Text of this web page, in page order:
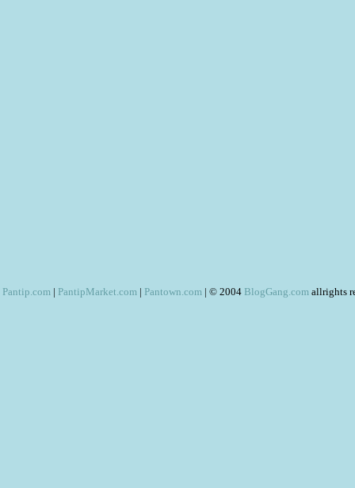
Pantip.com | PantipMarket.com | Pantown.com | © 2004 BlogGang.com allrights